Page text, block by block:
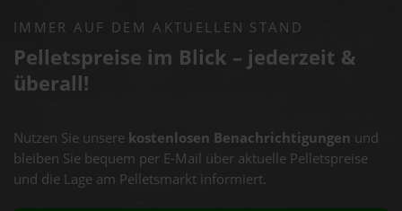
IMMER AUF DEM AKTUELLEN STAND
Pelletspreise im Blick – jederzeit &
überall!
Nutzen Sie unsere kostenlosen Benachrichtigungen und
bleiben Sie bequem per E-Mail über aktuelle Pelletspreise
und die Lage am Pelletsmarkt informiert.